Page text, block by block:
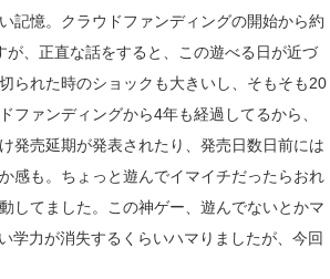
記憶。クラウドファンディングの開始から約
、正直な話をすると、この遊べる日が近づ
られた時のショックも大きいし、そもそも20
ァンディングから4年も経過してるから、
発売延期が発表されたり、発売日数日前には
感も。ちょっと遊んでイマイチだったらおれ
してました。この神ゲー、遊んでないとかマ
学力が消失するくらいハマりましたが、今回